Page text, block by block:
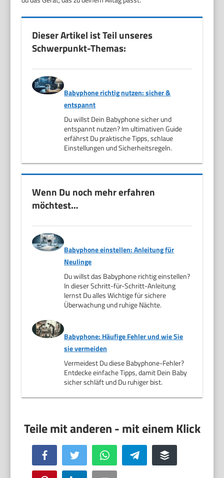
Dieser Artikel ist Teil unseres
Schwerpunkt-Themas:
Babyphone richtig nutzen: sicher &
entspannt
Du willst Dein Babyphone sicher und
entspannt nutzen? Im ultimativen Guide
erfährst Du praktische Tipps, schlaue
Einstellungen und Sicherheitsregeln.
Wenn Du noch mehr erfahren
möchtest…
Babyphone einstellen: Anleitung für
Neulinge
Du willst das Babyphone richtig einstellen?
In dieser Schritt-für-Schritt-Anleitung
lernst Du alles Wichtige für sichere
Überwachung und ruhige Nächte.
Babyphone: Häufige Fehler und wie Sie
sie vermeiden
Vermeidest Du diese Babyphone-Fehler?
Entdecke einfache Tipps, damit Dein Baby
sicher schläft und Du ruhiger bist.
Facebook Twitter WhatsApp Telegram Buffer